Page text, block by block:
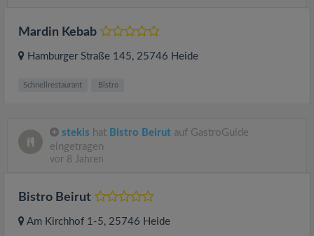
Mardin Kebab
Hamburger Straße 145, 25746 Heide
Schnellrestaurant Bistro
stekis hat Bistro Beirut auf GastroGuide
eingetragen
vor 8 Jahren
Bistro Beirut
Am Kirchhof 1-5, 25746 Heide